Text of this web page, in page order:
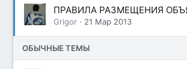
ПРАВИЛА РАЗМЕЩЕНИЯ
Grigor 21 Мар 2013
ОБЫЧНЫЕ ТЕМЫ